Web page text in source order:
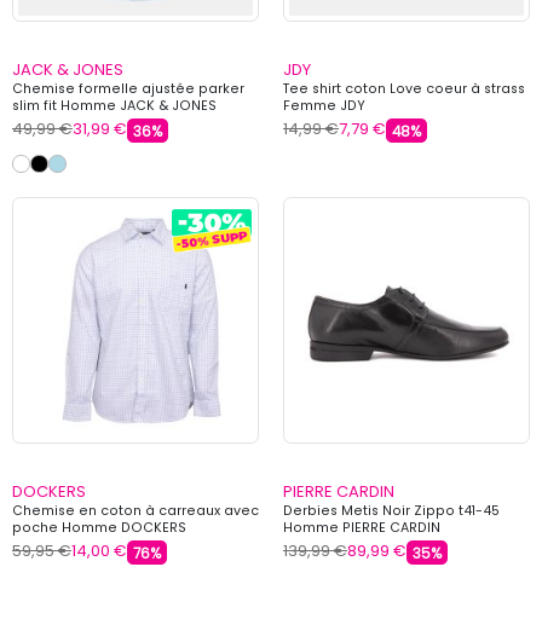
JACK & JONES
Chemise formelle ajustée parker
slim fit Homme JACK & JONES
49,99 €31,99 € 36%
JDY
Tee shirt coton Love coeur à strass
Femme JDY
14,99 €7,79 € 48%
DOCKERS
Chemise en coton à carreaux avec
poche Homme DOCKERS
59,95 €14,00 € 76%
PIERRE CARDIN
Derbies Metis Noir Zippo t41-45
Homme PIERRE CARDIN
139,99 €89,99 € 35%